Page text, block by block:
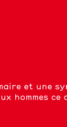
et une
hommes